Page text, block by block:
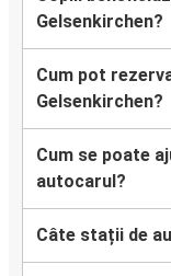
Gelsenkirchen?
Cum pot
Gelsenkirchen?
Cum se poate
autocarul?
Câte stații de